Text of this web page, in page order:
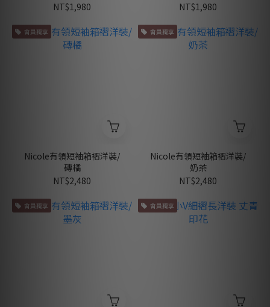
NT$1,980
NT$1,980
會員獨享
Nicole有領短袖箱褶洋裝/
磚橘
NT$2,480
會員獨享
Nicole有領短袖箱褶洋裝/
奶茶
NT$2,480
會員獨享 會員獨享